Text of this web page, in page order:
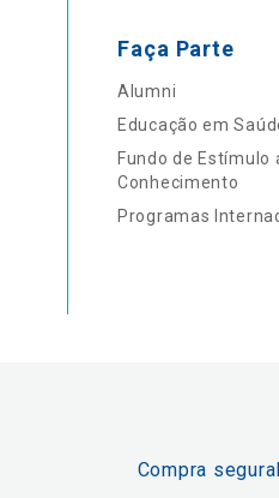
Faça Parte
Alumni
Educação em
Fundo de Estímulo
Conhecimento
Programas
Compra segura